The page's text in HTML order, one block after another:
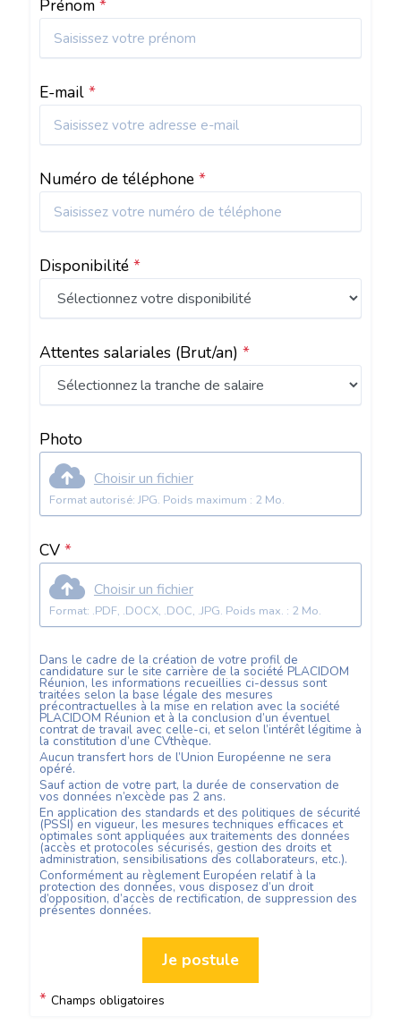
Prénom *
E-mail *
Numéro de téléphone *
Disponibilité *
Attentes salariales (Brut/an) *
Photo
Choisir un fichier
Format autorisé: JPG. Poids maximum : 2 Mo.
CV *
Choisir un fichier
Format: .PDF, .DOCX, .DOC, .JPG. Poids max. : 2 Mo.
Dans le cadre de la création de votre profil de
candidature sur le site carrière de la société PLACIDOM
Réunion, les informations recueillies ci-dessus sont
traitées selon la base légale des mesures
précontractuelles à la mise en relation avec la société
PLACIDOM Réunion et à la conclusion d’un éventuel
contrat de travail avec celle-ci, et selon l’intérêt légitime à
la constitution d’une CVthèque.
Aucun transfert hors de l’Union Européenne ne sera
opéré.
Sauf action de votre part, la durée de conservation de
vos données n’excède pas 2ans.
En application des standards et des politiques de sécurité
(PSSI) en vigueur, les mesures techniques efficaces et
optimales sont appliquées aux traitements des données
(accès et protocoles sécurisés, gestion des droits et
administration, sensibilisations des collaborateurs, etc.).
Conformément au règlement Européen relatif à la
protection des données, vous disposez d’un droit
d’opposition, d’accès de rectification, de suppression des
présentes données.
Je postule
* Champs obligatoires